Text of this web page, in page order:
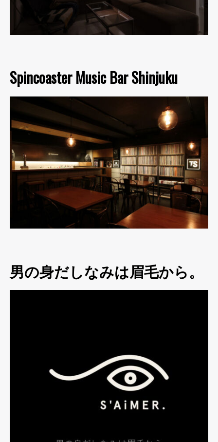
Spincoaster Music Bar Shinjuku
男の身だしなみは眉毛から。